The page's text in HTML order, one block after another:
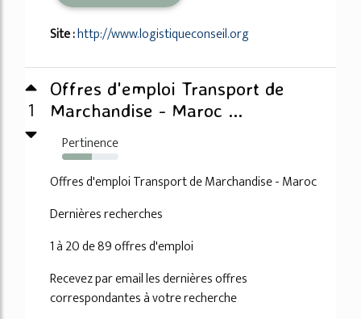
Site :http://www.logistiqueconseil.org
1
Offres d'emploi Transport de
Marchandise - Maroc ...
Pertinence
53%
Offres d'emploi Transport de Marchandise - Maroc
Dernières recherches
1 à 20 de 89 offres d'emploi
Recevez par email les dernières offres
correspondantes à votre recherche